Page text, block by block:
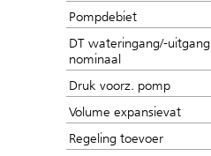
Pompdebiet
DT wateringang/-uitgang
nominaal
Druk voorz. pomp
Volume expansievat
Regeling toevoer